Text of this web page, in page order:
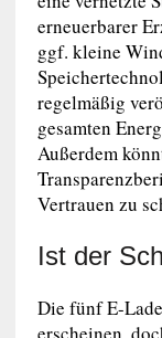
erneuerbarer
ggf. kleine
regelmäßig
gesamten
Außerdem
Vertrauen zu
Ist der
Die fünf E-